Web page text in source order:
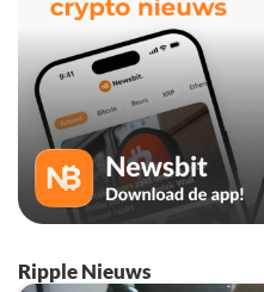
Ripple Nieuws